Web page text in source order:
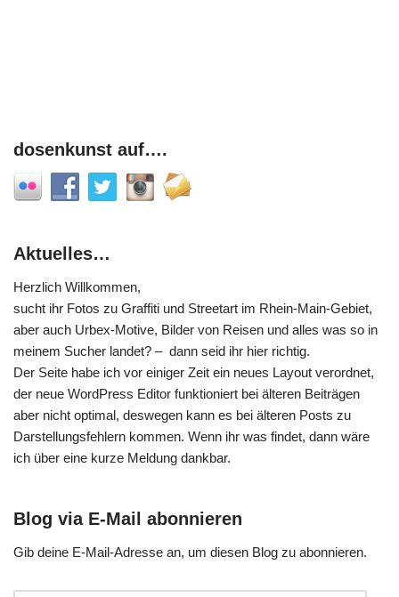
dosenkunst auf….
Aktuelles…
Herzlich Willkommen,
sucht ihr Fotos zu Graffiti und Streetart im Rhein-Main-Gebiet,
aber auch Urbex-Motive, Bilder von Reisen und alles was so in
meinem Sucher landet? – dann seid ihr hier richtig.
Der Seite habe ich vor einiger Zeit ein neues Layout verordnet,
der neue WordPress Editor funktioniert bei älteren Beiträgen
aber nicht optimal, deswegen kann es bei älteren Posts zu
Darstellungsfehlern kommen. Wenn ihr was findet, dann wäre
ich über eine kurze Meldung dankbar.
Blog via E-Mail abonnieren
Gib deine E-Mail-Adresse an, um diesen Blog zu abonnieren.